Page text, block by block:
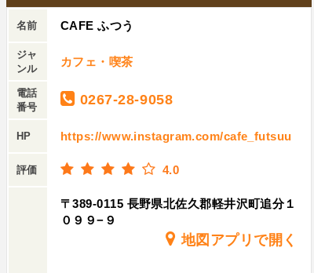
名前 CAFE ふつう
ジャ
ンル
カフェ・喫茶
電話
番号
0267-28-9058
HP https://www.instagram.com/cafe_futsuu
評価 4.0
〒389-0115 長野県北佐久郡軽井沢町追分１
０９９−９
地図アプリで開く